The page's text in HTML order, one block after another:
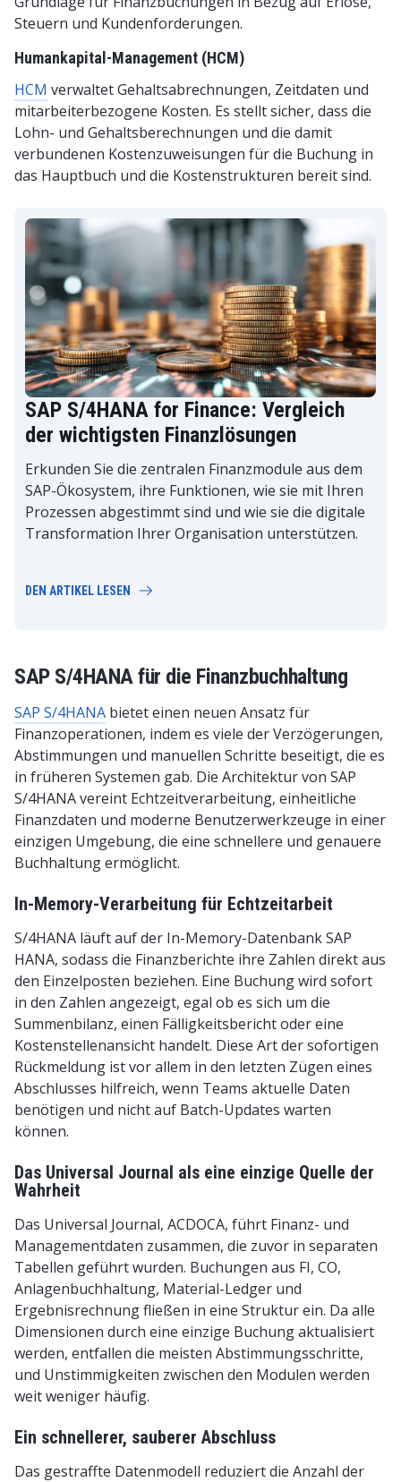
Steuern und Kundenforderungen.
Humankapital-Management (HCM)
HCM verwaltet Gehaltsabrechnungen, Zeitdaten und
mitarbeiterbezogene Kosten. Es stellt sicher, dass die
Lohn- und Gehaltsberechnungen und die damit
verbundenen Kostenzuweisungen für die Buchung in
das Hauptbuch und die Kostenstrukturen bereit sind.
SAP S/4HANA for Finance: Vergleich
der wichtigsten Finanzlösungen
Erkunden Sie die zentralen Finanzmodule aus dem
SAP-Ökosystem, ihre Funktionen, wie sie mit Ihren
Prozessen abgestimmt sind und wie sie die digitale
Transformation Ihrer Organisation unterstützen.
DEN ARTIKEL LESEN
SAP S/4HANA für die Finanzbuchhaltung
SAP S/4HANA bietet einen neuen Ansatz für
Finanzoperationen, indem es viele der Verzögerungen,
Abstimmungen und manuellen Schritte beseitigt, die es
in früheren Systemen gab. Die Architektur von SAP
S/4HANA vereint Echtzeitverarbeitung, einheitliche
Finanzdaten und moderne Benutzerwerkzeuge in einer
einzigen Umgebung, die eine schnellere und genauere
Buchhaltung ermöglicht.
In-Memory-Verarbeitung für Echtzeitarbeit
S/4HANA läuft auf der In-Memory-Datenbank SAP
HANA, sodass die Finanzberichte ihre Zahlen direkt aus
den Einzelposten beziehen. Eine Buchung wird sofort
in den Zahlen angezeigt, egal ob es sich um die
Summenbilanz, einen Fälligkeitsbericht oder eine
Kostenstellenansicht handelt. Diese Art der sofortigen
Rückmeldung ist vor allem in den letzten Zügen eines
Abschlusses hilfreich, wenn Teams aktuelle Daten
benötigen und nicht auf Batch-Updates warten
können.
Das Universal Journal als eine einzige Quelle der
Wahrheit
Das Universal Journal, ACDOCA, führt Finanz- und
Managementdaten zusammen, die zuvor in separaten
Tabellen geführt wurden. Buchungen aus FI, CO,
Anlagenbuchhaltung, Material-Ledger und
Ergebnisrechnung fließen in eine Struktur ein. Da alle
Dimensionen durch eine einzige Buchung aktualisiert
werden, entfallen die meisten Abstimmungsschritte,
und Unstimmigkeiten zwischen den Modulen werden
weit weniger häufig.
Ein schnellerer, sauberer Abschluss
Das gestraffte Datenmodell reduziert die Anzahl der